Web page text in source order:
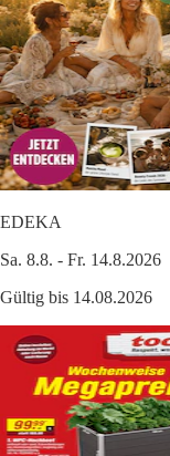
EDEKA
Sa. 8.8. - Fr. 14.8.2026
Gültig bis 14.08.2026